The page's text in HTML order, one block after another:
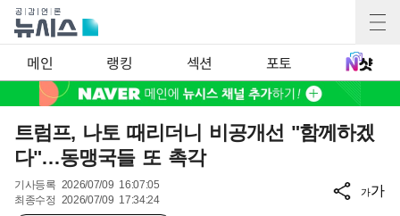
메인 랭킹 섹션 포토
트럼프, 나토 때리더니 비공개선 "함께하겠
다"…동맹국들 또 촉각
기사등록 2026/07/09 16:07:05
최종수정 2026/07/09 17:34:24
가가